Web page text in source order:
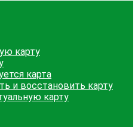
карту
карта
и восстановить карту
карту